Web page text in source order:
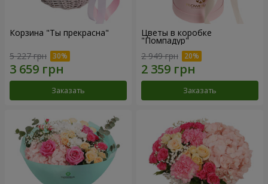
Корзина "Ты прекрасна"
5 227 грн
Заказать
Цветы в коробке
"Помпадур"
2 949 грн
Заказать